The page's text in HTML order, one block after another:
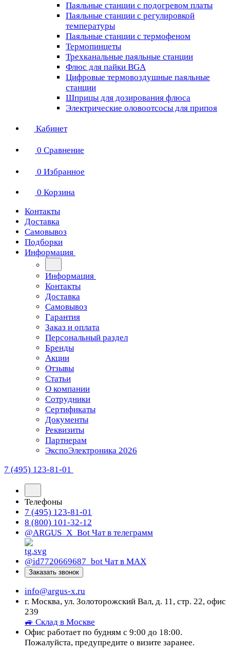
Паяльные станции с подогревом платы
Паяльные станции с регулировкой
температуры
Паяльные станции с термофеном
Термопинцеты
Трехканальные паяльные станции
Флюс для пайки BGA
Цифровые термовоздушные паяльные
станции
Шприцы для дозирования флюса
Электрические оловоотсосы для припоя
Кабинет
0 Сравнение
0 Избранное
0 Корзина
Контакты
Доставка
Самовывоз
Подборки
Информация
Информация
Контакты
Доставка
Самовывоз
Гарантия
Заказ и оплата
Персональный раздел
Бренды
Акции
Отзывы
Статьи
О компании
Сотрудники
Сертификаты
Документы
Реквизиты
Партнерам
ЭкспоЭлектроника 2026
7 (495) 123-81-01
Телефоны
7 (495) 123-81-01
8 (800) 101-32-12
@ARGUS_X_Bot Чат в телеграмм
@id7720669687_bot Чат в МАХ
Заказать звонок
info@argus-x.ru
г. Москва, ул. Золоторожский Вал, д. 11, стр. 22, офис
239
🚙 Склад в Москве
Офис работает по будням с 9:00 до 18:00.
Пожалуйста, предупредите о визите заранее.